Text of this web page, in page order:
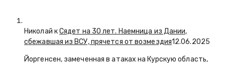
Николай кСядет на 30 лет. Наемница из Дании,
сбежавшая из ВСУ, прячется от возмездия12.06.2025
Йоргенсен, замеченная в атаках на Курскую область,